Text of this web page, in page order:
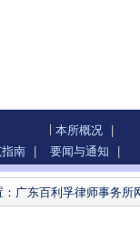
本所概况
南
要闻与通知
广东百利孚律师事务所